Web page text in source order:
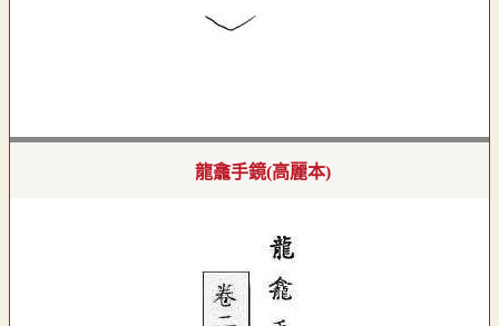
龍龕手鏡(高麗本)